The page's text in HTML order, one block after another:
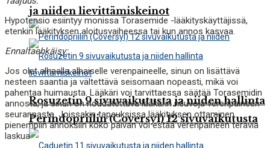
ja niiden lievittämiskeinot
Rosuzetin 9 sivuvaikutusta ja niiden hallinta
Perindopriilin (Coversyl) 12 sivuvaikutusta
Hypotensio esiintyy monissa Torasemide -lääkityskäyttäjissä,
etenkin lääkityksen aloitusvaiheessa tai kun annos kasvaa.
Ennaltaehkäisy:
Jos olet alhaalla alhaiselle verenpaineelle, sinun on lisättävä
nesteen saantia ja vältettävä seisomaan nopeasti, mikä voi
pahentaa huimausta. Lääkäri voi tarvittaessa säätää Torasemidin
annosta, ja sinun on noudatettava lääkärin neuvoja verenpaineen
seurannasta. Joissakin tapauksissa lääkityksen ottaminen
pienempiin annoksiin koko päivän voi estää verenpaineen teräviä
laskua.